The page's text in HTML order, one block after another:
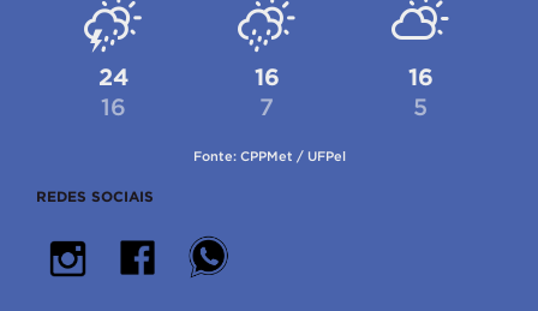
24
16
16
7
16
5
Fonte: CPPMet / UFPel
REDES SOCIAIS